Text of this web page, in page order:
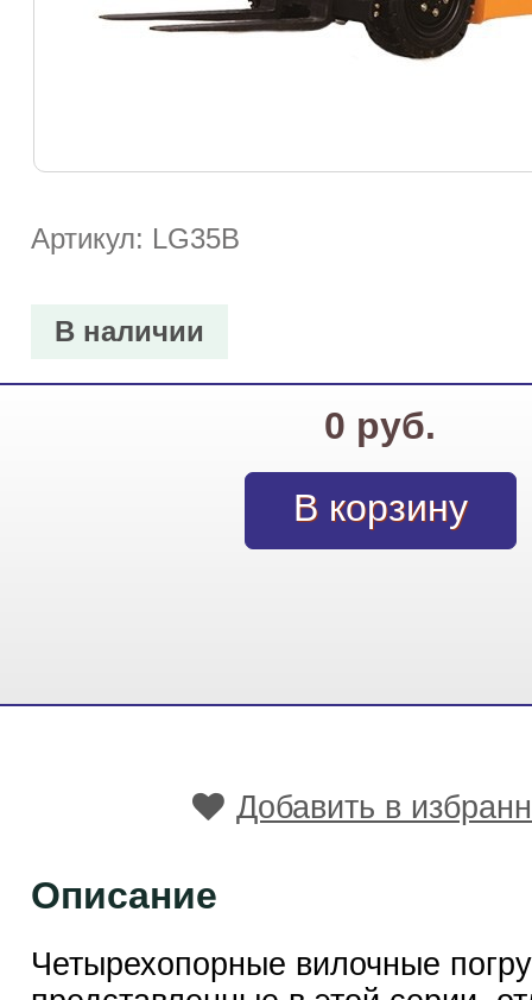
Артикул: LG35B
В наличии
0 руб.
Добавить в
Описание
Четырехопорные вилочные